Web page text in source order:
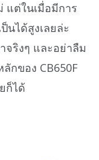
แต่ในเมื่อมีการ
ได้สูงเลยล่ะ
ริงๆ และอย่าลืม
กของ CB650F
ก็ได้